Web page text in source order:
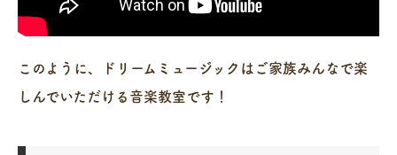
このように、ドリームミュージックはご家族みんなで楽
しんでいただける音楽教室です！